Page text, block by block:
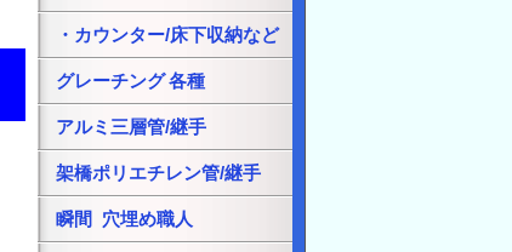
・カウンター/床下収納など
グレーチング 各種
アルミ三層管/継手
架橋ポリエチレン管/継手
瞬間 穴埋め職人